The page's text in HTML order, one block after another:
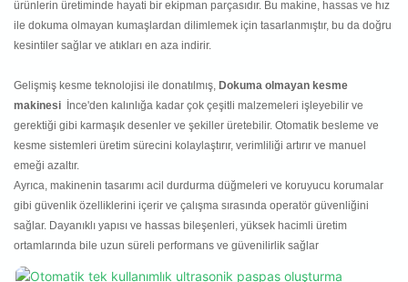
ürünlerin üretiminde hayati bir ekipman parçasıdır. Bu makine, hassas ve hız
ile dokuma olmayan kumaşlardan dilimlemek için tasarlanmıştır, bu da doğru
kesintiler sağlar ve atıkları en aza indirir.
Gelişmiş kesme teknolojisi ile donatılmış, Dokuma olmayan kesme
makinesi
İnce'den kalınlığa kadar çok çeşitli malzemeleri işleyebilir ve
gerektiği gibi karmaşık desenler ve şekiller üretebilir. Otomatik besleme ve
kesme sistemleri üretim sürecini kolaylaştırır, verimliliği artırır ve manuel
emeği azaltır.
Ayrıca, makinenin tasarımı acil durdurma düğmeleri ve koruyucu korumalar
gibi güvenlik özelliklerini içerir ve çalışma sırasında operatör güvenliğini
sağlar. Dayanıklı yapısı ve hassas bileşenleri, yüksek hacimli üretim
ortamlarında bile uzun süreli performans ve güvenilirlik sağlar